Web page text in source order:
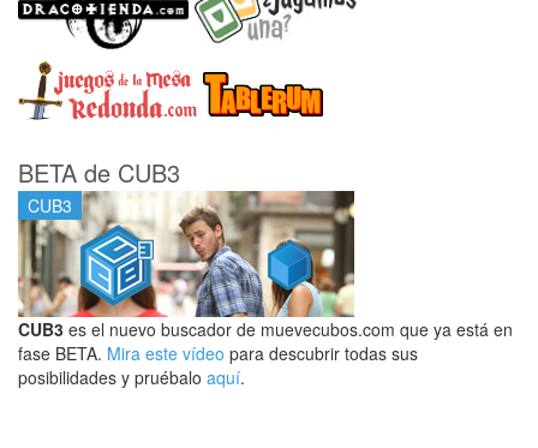
BETA de CUB3
CUB3
CUB3 es el nuevo buscador de muevecubos.com que ya está en
fase BETA. Mira este vídeo para descubrir todas sus
posibilidades y pruébalo aquí.